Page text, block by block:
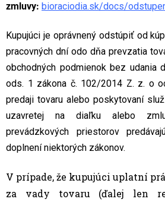
zmluvy: bioraciodia.sk/docs/
Kupujúci je oprávnený odstúpiť od
pracovných dní odo dňa prevzatia
obchodných podmienok bez
ods. 1 zákona č. 102/2014 Z. z. o
predaji tovaru alebo poskytovaní
uzavretej na diaľku alebo
prevádzkových priestorov
doplnení niektorých zákonov.
V prípade, že kupujúci uplatní
za vady tovaru (ďalej len